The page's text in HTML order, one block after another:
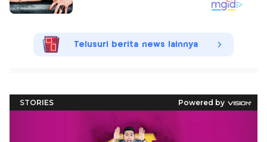
Telusuri berita news lainnya